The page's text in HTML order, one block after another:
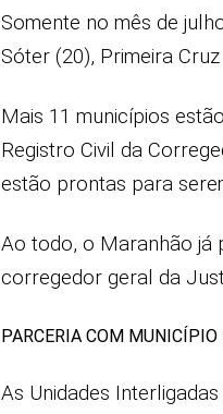
Somente no mês de
Sóter (20), Primeira
Mais 11 municípios
Registro Civil da
estão prontas para
Ao todo, o Maranhão já
corregedor geral da
PARCERIA COM
As Unidades